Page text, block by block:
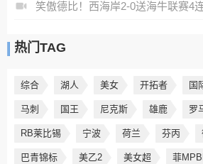
热门TAG
综合 湖人 美女 开拓者 国
马刺 国王 尼克斯 雄鹿 罗
RB莱比锡 宁波 荷兰 芬丙
巴青锦标 美乙2 美女超 菲